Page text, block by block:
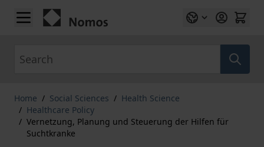
Skip to Content
Home / Social Sciences / Health Science
/ Healthcare Policy
/ Vernetzung, Planung und Steuerung der Hilfen für
Suchtkranke